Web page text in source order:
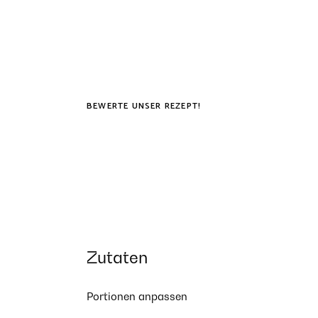
BEWERTE UNSER REZEPT!
Zutaten
Portionen anpassen